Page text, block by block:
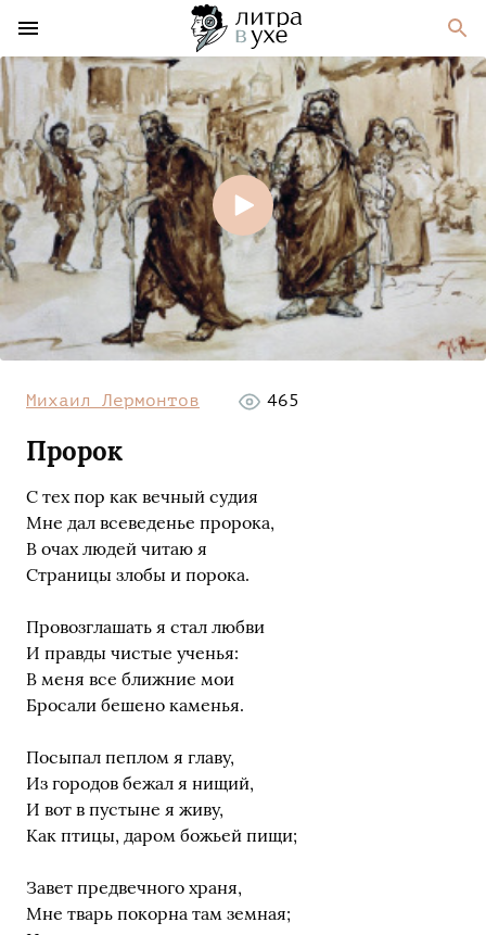
Михаил Лермонтов 465
Пророк
С тех пор как вечный судия
Мне дал всеведенье пророка,
В очах людей читаю я
Страницы злобы и порока.
Провозглашать я стал любви
И правды чистые ученья:
В меня все ближние мои
Бросали бешено каменья.
Посыпал пеплом я главу,
Из городов бежал я нищий,
И вот в пустыне я живу,
Как птицы, даром божьей пищи;
Завет предвечного храня,
Мне тварь покорна там земная;